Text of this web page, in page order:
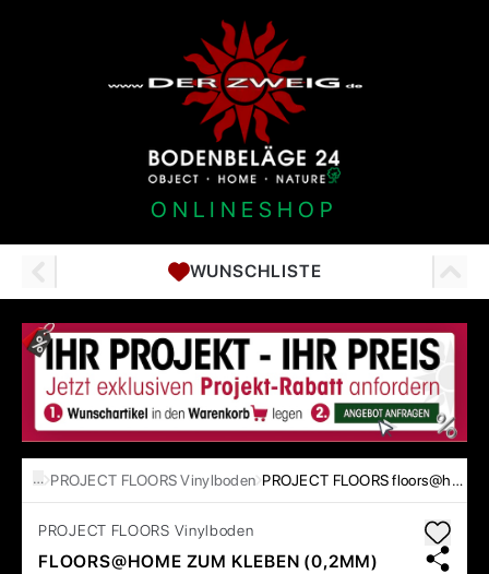
ONLINESHOP
WUNSCHLISTE
… PROJECT FLOORS Vinylboden PROJECT FLOORS floors@home
PROJECT FLOORS Vinylboden
FLOORS@HOME ZUM KLEBEN (0,2MM)